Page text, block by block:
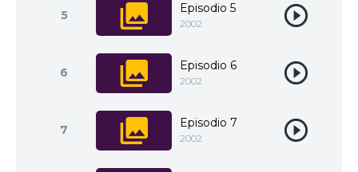
5 Episodio 5
2002
6 Episodio 6
2002
7 Episodio 7
2002